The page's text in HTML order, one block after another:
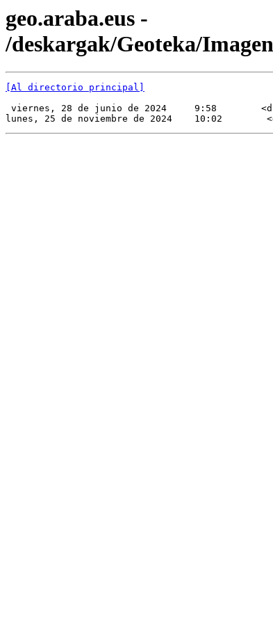
geo.araba.eus -
/deskargak/Geoteka/
[Al directorio principal]
viernes, 28 de junio de 2024     9:58
lunes, 25 de noviembre de 2024    10:02